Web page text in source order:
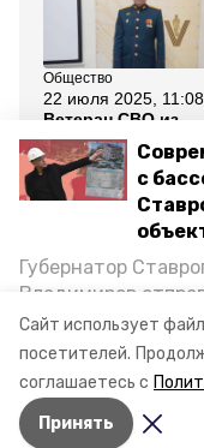
Сайт использует
посетителей.
соглашаетесь с
Принять
с
Губернатор
Владимиров
Минеральные
строительство
Минводах, а также
постройке новых
жителей.
Общество
22 июля 2025, 11:08
Ветеран СВО из
Ставрополья
сослуживцам
своё дело
Все новости
концерт
Авторы: Анастасия